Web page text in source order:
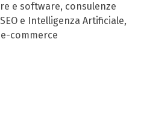
e software, consulenze
e Intelligenza Artificiale,
commerce